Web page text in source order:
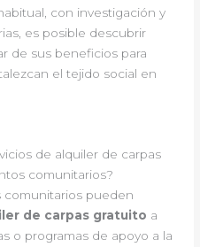
con investigación y
es posible descubrir
de sus beneficios para
el tejido social en
de alquiler de carpas
comunitarios?
comunitarios pueden
de carpas gratuito a
o programas de apoyo a la